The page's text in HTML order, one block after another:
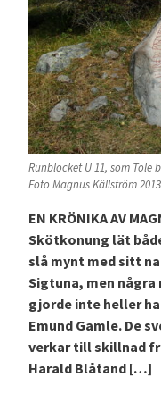
Runblocket U 11, som
Foto Magnus Källström 2013
EN KRÖNIKA AV
Skötkonung lät
slå mynt med sitt
Sigtuna, men
gjorde inte heller
Emund Gamle. De
verkar till skillnad
Harald Blåtand […]